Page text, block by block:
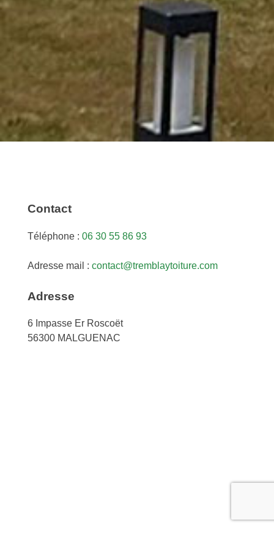
Contact
Téléphone : 06 30 55 86 93
Adresse mail : contact@tremblaytoiture.com
Adresse
6 Impasse Er Roscoët
56300 MALGUENAC